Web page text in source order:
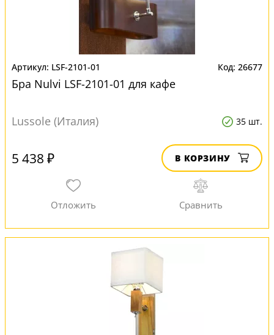
LSF-2101-01 26677
Бра Nulvi LSF-2101-01 для кафе
Lussole (Италия) 35 шт.
5 438 ₽ В КОРЗИНУ